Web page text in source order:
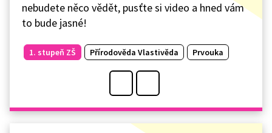
nebudete něco vědět, pusťte si video a hned vám
to bude jasné!
1. stupeň ZŠ Přírodověda Vlastivěda Prvouka